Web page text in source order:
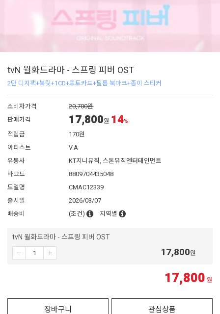
tvN 월화드라마 - 스프링 피버 OST
2단 디지팩+북릿+1CD+포토카드+필름 북마크+종이 스티커
소비자가격
20,700원
판매가격
17,800원 14%
적립금
170원
아티스트
V.A
유통사
KT지니뮤직, 스톤뮤직엔터테인먼트
바코드
8809704435048
모델명
CMAC12339
출시일
2026/03/07
배송비
(조건) 지역별
tvN 월화드라마 - 스프링 피버 OST
17,800원
17,800 원
장바구니 관심상품